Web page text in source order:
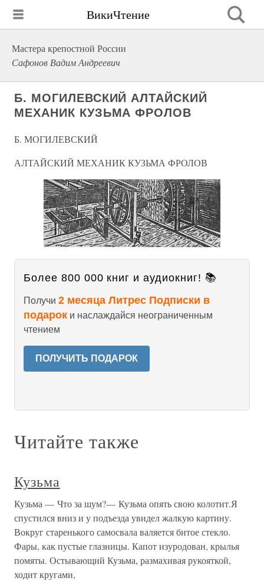
ВикиЧтение
Мастера крепостной России
Сафонов Вадим Андреевич
Б. МОГИЛЕВСКИЙ АЛТАЙСКИЙ
МЕХАНИК КУЗЬМА ФРОЛОВ
Б. МОГИЛЕВСКИЙ
АЛТАЙСКИЙ МЕХАНИК КУЗЬМА ФРОЛОВ
Более 800 000 книг и аудиокниг! 📚
Получи 2 месяца Литрес Подписки в
подарок и наслаждайся неограниченным
чтением
ПОЛУЧИТЬ ПОДАРОК
Читайте также
Кузьма
Кузьма — Что за шум?— Кузьма опять свою колотит.Я
спустился вниз и у подъезда увидел жалкую картину.
Вокруг старенького самосвала валяется битое стекло.
Фары, как пустые глазницы. Капот изуродован, крылья
помяты. Остывающий Кузьма, размахивая рукояткой,
ходит кругами,